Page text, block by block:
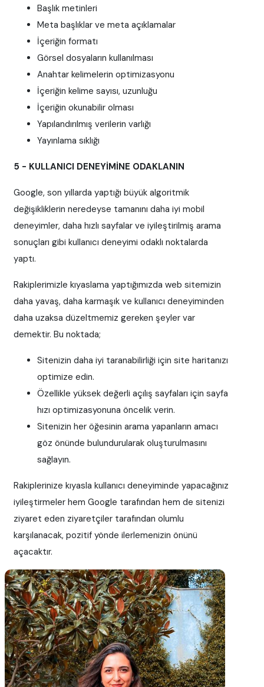
Başlık metinleri
Meta başlıklar ve meta açıklamalar
İçeriğin formatı
Görsel dosyaların kullanılması
Anahtar kelimelerin optimizasyonu
İçeriğin kelime sayısı, uzunluğu
İçeriğin okunabilir olması
Yapılandırılmış verilerin varlığı
Yayınlama sıklığı
5 - KULLANICI DENEYİMİNE ODAKLANIN
Google, son yıllarda yaptığı büyük algoritmik
değişikliklerin neredeyse tamanını daha iyi mobil
deneyimler, daha hızlı sayfalar ve iyileştirilmiş arama
sonuçları gibi kullanıcı deneyimi odaklı noktalarda
yaptı.
Rakiplerimizle kıyaslama yaptığımızda web sitemizin
daha yavaş, daha karmaşık ve kullanıcı deneyiminden
daha uzaksa düzeltmemiz gereken şeyler var
demektir. Bu noktada;
Sitenizin daha iyi taranabilirliği için site haritanızı
optimize edin.
Özellikle yüksek değerli açılış sayfaları için sayfa
hızı optimizasyonuna öncelik verin.
Sitenizin her öğesinin arama yapanların amacı
göz önünde bulundurularak oluşturulmasını
sağlayın.
Rakiplerinize kıyasla kullanıcı deneyiminde yapacağınız
iyileştirmeler hem Google tarafından hem de sitenizi
ziyaret eden ziyaretçiler tarafından olumlu
karşılanacak, pozitif yönde ilerlemenizin önünü
açacaktır.